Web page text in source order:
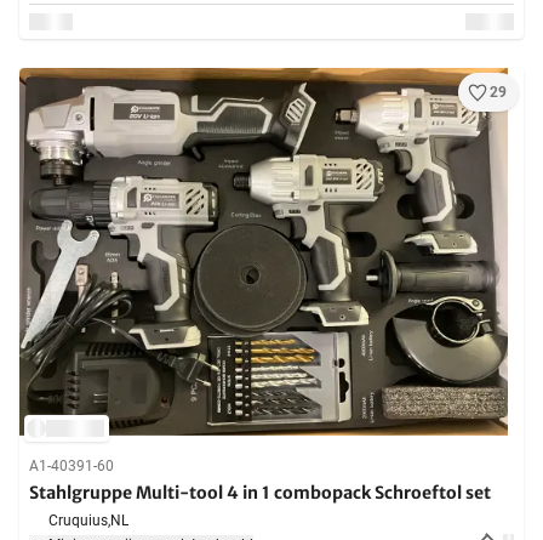
29
A1-40391-60
Stahlgruppe Multi-tool 4 in 1 combopack Schroeftol set
Cruquius,NL